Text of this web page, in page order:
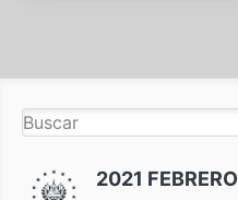
2021 FEBRERO